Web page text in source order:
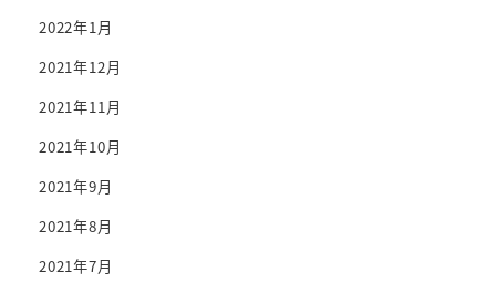
2022年1月
2021年12月
2021年11月
2021年10月
2021年9月
2021年8月
2021年7月